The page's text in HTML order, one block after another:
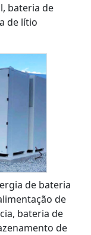
bateria de
de lítio
de bateria
de
bateria de
de